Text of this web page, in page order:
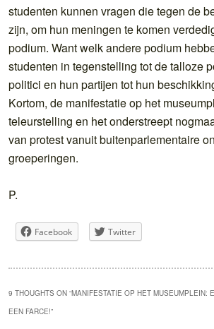
studenten kunnen vragen die tegen de
zijn, om hun meningen te komen
podium. Want welk andere podium
studenten in tegenstelling tot de talloze
politici en hun partijen tot hun
Kortom, de manifestatie op het
teleurstelling en het onderstreept
van protest vanuit buitenparlementaire
groeperingen.
P.
Facebook Twitter
9 THOUGHTS ON “MANIFESTATIE OP HET MUSEUMPLEIN:
EEN FARCE!”